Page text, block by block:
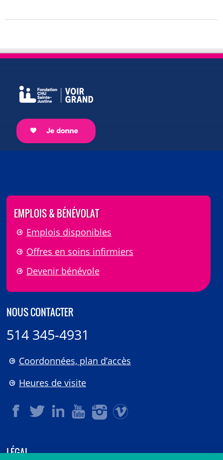
EMPLOIS & BÉNÉVOLAT
Emplois disponibles
Offres en soins infirmiers
Devenir bénévole
NOUS CONTACTER
514 345-4931
Coordonnées, plan d’accès
Heures de visite
LÉGAL